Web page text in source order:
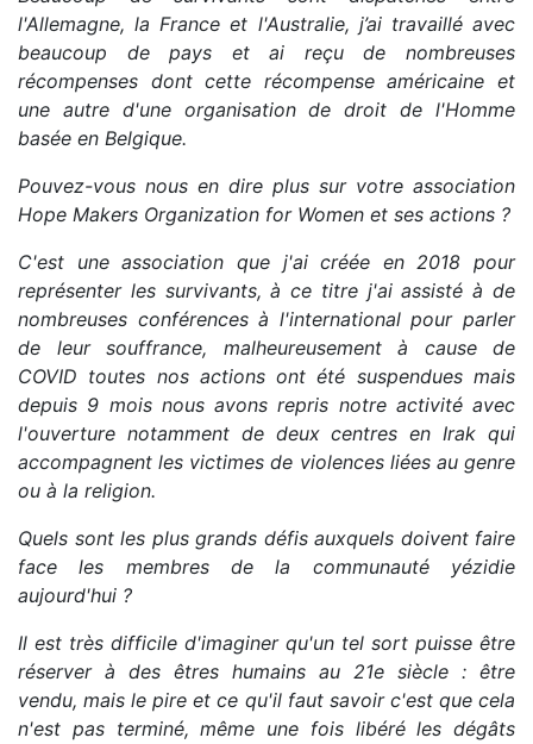
l'Allemagne, la France et l'Australie, j’ai travaillé avec
beaucoup de pays et ai reçu de nombreuses
récompenses dont cette récompense américaine et
une autre d'une organisation de droit de l'Homme
basée en Belgique.
Pouvez-vous nous en dire plus sur votre association
Hope Makers Organization for Women et ses actions ?
C'est une association que j'ai créée en 2018 pour
représenter les survivants, à ce titre j'ai assisté à de
nombreuses conférences à l'international pour parler
de leur souffrance, malheureusement à cause de
COVID toutes nos actions ont été suspendues mais
depuis 9 mois nous avons repris notre activité avec
l'ouverture notamment de deux centres en Irak qui
accompagnent les victimes de violences liées au genre
ou à la religion.
Quels sont les plus grands défis auxquels doivent faire
face les membres de la communauté yézidie
aujourd'hui ?
Il est très difficile d'imaginer qu'un tel sort puisse être
réserver à des êtres humains au 21e siècle : être
vendu, mais le pire et ce qu'il faut savoir c'est que cela
n'est pas terminé, même une fois libéré les dégâts